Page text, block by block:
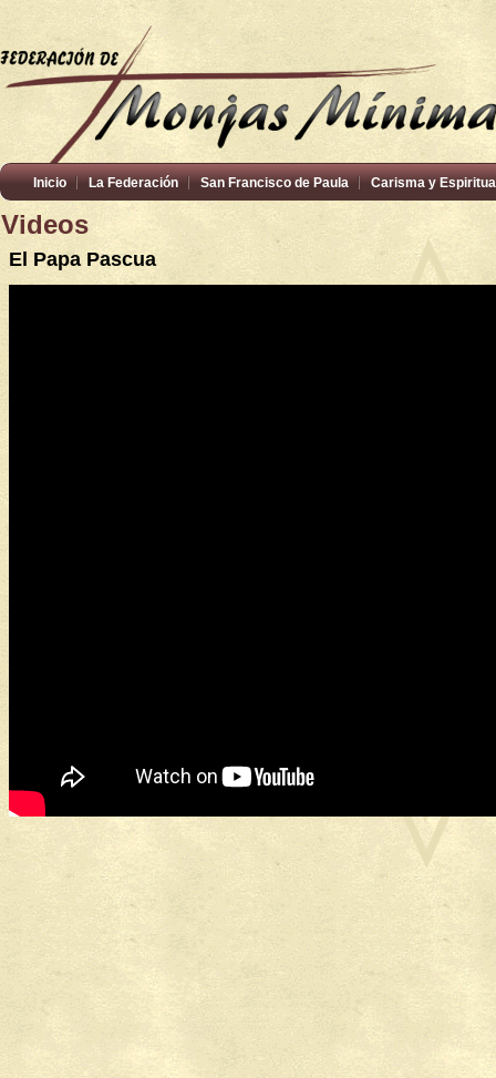
Inicio La Federación San Francisco de Paula Carisma y
Videos
El Papa Pascua